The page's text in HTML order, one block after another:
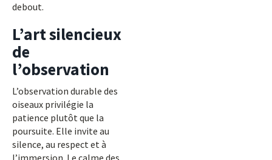
debout.
L’art silencieux
de
l’observation
L’observation durable des
oiseaux privilégie la
patience plutôt que la
poursuite. Elle invite au
silence, au respect et à
l’immersion. Le calme des